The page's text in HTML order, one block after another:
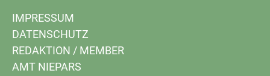
IMPRESSUM
DATENSCHUTZ
REDAKTION / MEMBER
AMT NIEPARS